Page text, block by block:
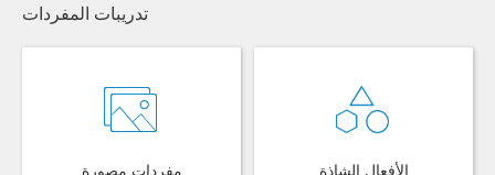
تدريبات المفردات
مفردات مصورة الأفعال الشاذة